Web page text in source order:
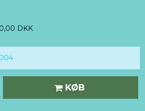
DKK
KØB